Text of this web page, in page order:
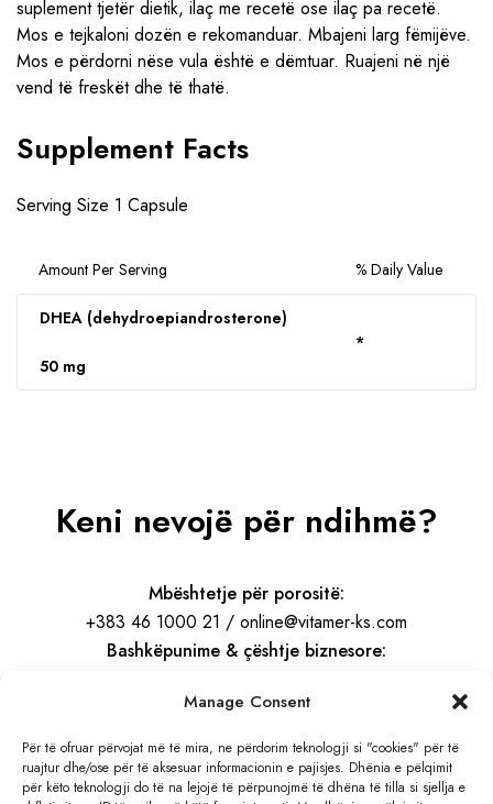
Manage Consent
Për të ofruar përvojat më të mira, ne përdorim teknologji si "cookies" për të
ruajtur dhe/ose për të aksesuar informacionin e pajisjes. Dhënia e pëlqimit
për këto teknologji do të na lejojë të përpunojmë të dhëna të tilla si sjellja e
suplement tjetër dietik, ilaç me recetë ose ilaç pa recetë.
Mos e tejkaloni dozën e rekomanduar. Mbajeni larg fëmijëve.
Mos e përdorni nëse vula është e dëmtuar. Ruajeni në një
vend të freskët dhe të thatë.
Supplement Facts
Serving Size 1 Capsule
Amount Per Serving % Daily Value
DHEA (dehydroepiandrosterone)
50 mg
*
Keni nevojë për ndihmë?
Mbështetje për porositë:
+383 46 1000 21 / online@vitamer-ks.com
Bashkëpunime & çështje biznesore:
Orari i punës:
E Hënë – E Premte